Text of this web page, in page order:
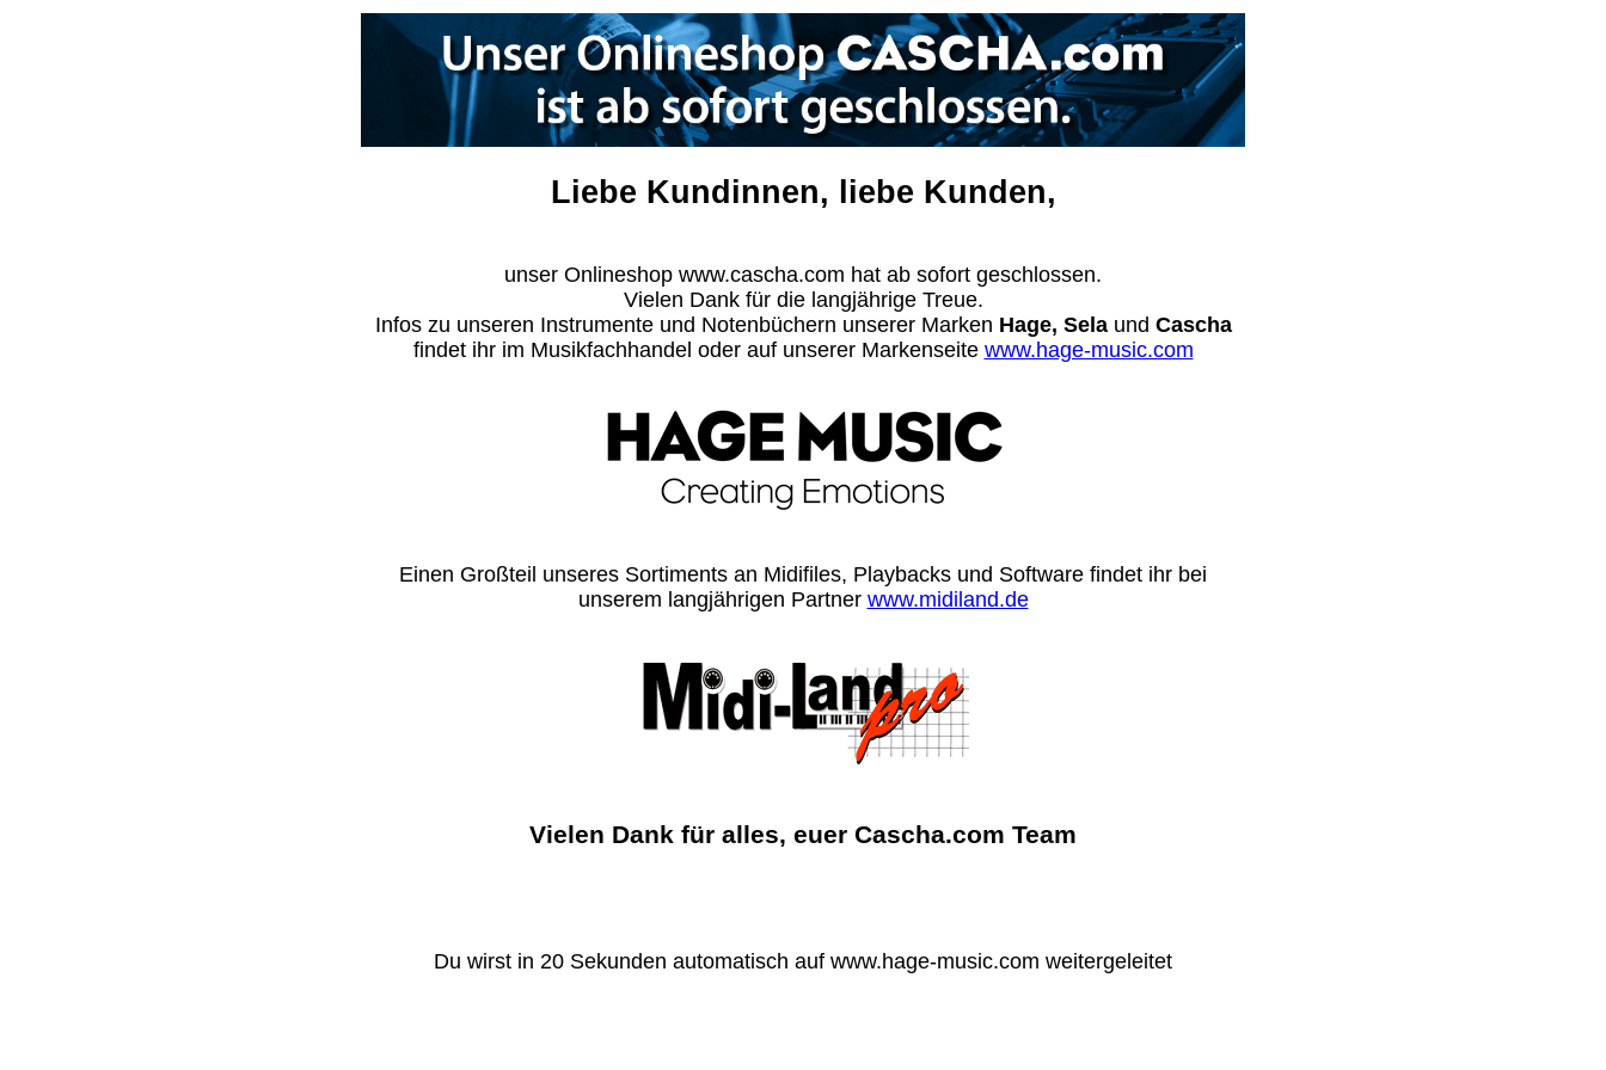
Liebe Kundinnen, liebe Kunden,
unser Onlineshop www.cascha.com hat ab sofort geschlossen.
Vielen Dank für die langjährige Treue.
Infos zu unseren Instrumente und Notenbüchern unserer Marken Hage, Selaund Cascha
findet ihr im Musikfachhandel oder auf unserer Markenseite www.hage-music.com
Einen Großteil unseres Sortiments an Midifiles, Playbacks und Software findet ihr bei
unserem langjährigen Partner www.midiland.de
Vielen Dank für alles, euer Cascha.com Team
Du wirst in 20 Sekunden automatisch auf www.hage-music.com weitergeleitet